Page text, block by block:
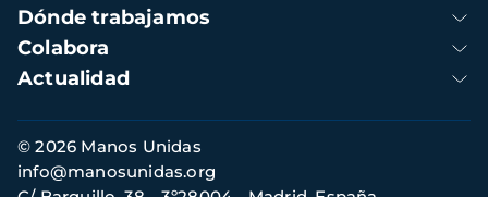
Dónde trabajamos
Colabora
Actualidad
Información
de
contacto
© 2026 Manos Unidas
info@manosunidas.org